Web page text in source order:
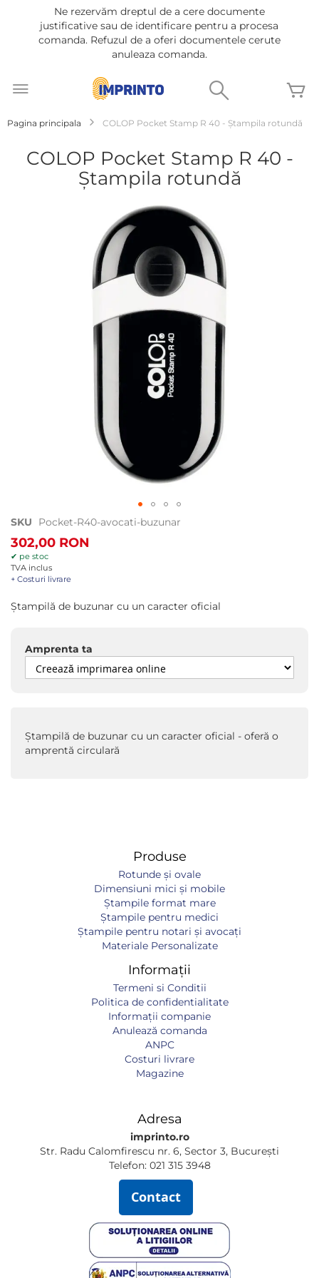
Ne rezervăm dreptul de a cere documente
justificative sau de identificare pentru a procesa
comanda. Refuzul de a oferi documentele cerute
anuleaza comanda.
la
Pagina principala COLOP Pocket Stamp R 40 - Ştampila rotundă
COLOP Pocket Stamp R 40 -
Ştampila rotundă
Treci
la
începutul
galeriei
de
SKU Pocket-R40-avocati-buzunar
302,00 RON
✔ pe stoc
TVA inclus
+ Costuri livrare
Ștampilă de buzunar cu un caracter oficial
Amprenta ta
Ștampilă de buzunar cu un caracter oficial - oferă o
amprentă circulară
Produse
Rotunde și ovale
Dimensiuni mici și mobile
Ștampile format mare
Ștampile pentru medici
Ștampile pentru notari și avocați
Materiale Personalizate
Informații
Termeni si Conditii
Politica de confidentialitate
Informaţii companie
Anulează comanda
ANPC
Costuri livrare
Magazine
Adresa
imprinto.ro
Str. Radu Calomfirescu nr. 6, Sector 3, București
Telefon: 021 315 3948
Contact